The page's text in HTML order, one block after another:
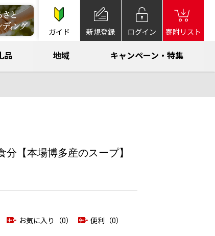
ガイド 新規登録 ログイン 寄附リスト
品 地域 キャンペーン・特集
分【本場博多産のスープ】
お気に入り（0）
便利（0）